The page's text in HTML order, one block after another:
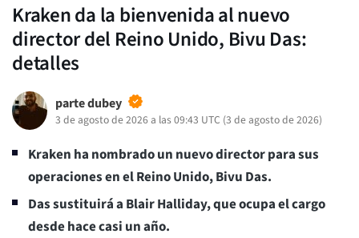
Kraken da la bienvenida al nuevo
director del Reino Unido, Bivu Das:
detalles
parte dubey
3 de agosto de 2026 a las 09:43 UTC (3 de agosto de 2026)
Kraken ha nombrado un nuevo director para sus
operaciones en el Reino Unido, Bivu Das.
Das sustituirá a Blair Halliday, que ocupa el cargo
desde hace casi un año.